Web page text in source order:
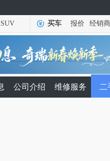
SUV 买车 报价 经销商
公司介绍 维修服务 二